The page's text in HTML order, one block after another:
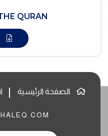
QURAN
الصفحة الرئيسية